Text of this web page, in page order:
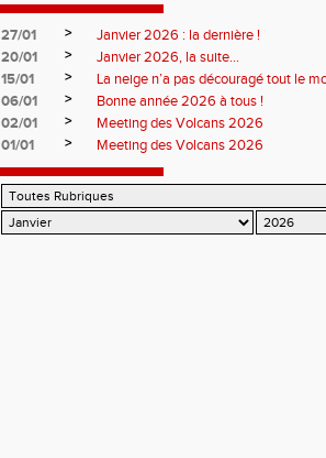
27/01 >
Janvier 2026 : la dernière !
20/01
>
Janvier 2026, la suite...
15/01
>
La neige n’a pas découragé tout le
06/01
>
Bonne année 2026 à tous !
02/01
>
Meeting des Volcans 2026
01/01
> Meeting des Volcans 2026